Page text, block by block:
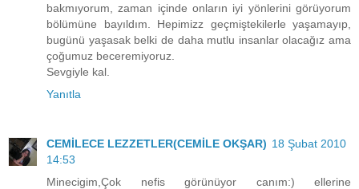
bakmıyorum, zaman içinde onların iyi yönlerini görüyorum
bölümüne bayıldım. Hepimizz geçmiştekilerle yaşamayıp,
bugünü yaşasak belki de daha mutlu insanlar olacağız ama
çoğumuz beceremiyoruz.
Sevgiyle kal.
Yanıtla
CEMİLECE LEZZETLER(CEMİLE OKŞAR) 18 Şubat 2010
14:53
Minecigim,Çok nefis görünüyor canım:) ellerine